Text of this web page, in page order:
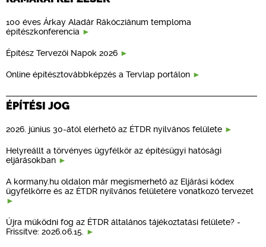
100 éves Árkay Aladár Rákócziánum temploma
építészkonferencia
Építész Tervezői Napok 2026
Online építésztovábbképzés a Tervlap portálon
ÉPÍTÉSI JOG
2026. június 30-ától elérhető az ÉTDR nyilvános felülete
Helyreállt a törvényes ügyfélkör az építésügyi hatósági
eljárásokban
A kormany.hu oldalon már megismerhető az Eljárási kódex
ügyfélkörre és az ÉTDR nyilvános felületére vonatkozó tervezet
Újra működni fog az ÉTDR általános tájékoztatási felülete? -
Frissítve: 2026.06.15.